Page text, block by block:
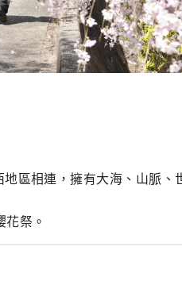
區相連，擁有大海、山脈、
祭。